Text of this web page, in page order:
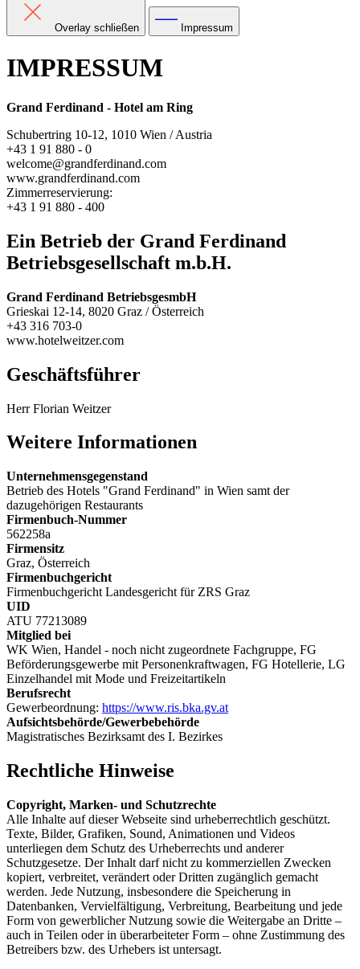
Overlay schließen Impressum
IMPRESSUM
Grand Ferdinand - Hotel am Ring
Schubertring 10-12, 1010 Wien / Austria
+43 1 91 880 - 0
welcome@grandferdinand.com
www.grandferdinand.com
Zimmerreservierung:
+43 1 91 880 - 400
Ein Betrieb der Grand Ferdinand
Betriebsgesellschaft m.b.H.
Grand Ferdinand BetriebsgesmbH
Grieskai 12-14, 8020 Graz / Österreich
+43 316 703-0
www.hotelweitzer.com
Geschäftsführer
Herr Florian Weitzer
Weitere Informationen
Unternehmensgegenstand
Betrieb des Hotels "Grand Ferdinand" in Wien samt der
dazugehörigen Restaurants
Firmenbuch-Nummer
562258a
Firmensitz
Graz, Österreich
Firmenbuchgericht
Firmenbuchgericht Landesgericht für ZRS Graz
UID
ATU 77213089
Mitglied bei
WK Wien, Handel - noch nicht zugeordnete Fachgruppe, FG
Beförderungsgewerbe mit Personenkraftwagen, FG Hotellerie, LG
Einzelhandel mit Mode und Freizeitartikeln
Berufsrecht
Gewerbeordnung: https://www.ris.bka.gv.at
Aufsichtsbehörde/Gewerbebehörde
Magistratisches Bezirksamt des I. Bezirkes
Rechtliche Hinweise
Copyright, Marken- und Schutzrechte
Alle Inhalte auf dieser Webseite sind urheberrechtlich geschützt.
Texte, Bilder, Grafiken, Sound, Animationen und Videos
unterliegen dem Schutz des Urheberrechts und anderer
Schutzgesetze. Der Inhalt darf nicht zu kommerziellen Zwecken
kopiert, verbreitet, verändert oder Dritten zugänglich gemacht
werden. Jede Nutzung, insbesondere die Speicherung in
Datenbanken, Vervielfältigung, Verbreitung, Bearbeitung und jede
Form von gewerblicher Nutzung sowie die Weitergabe an Dritte –
auch in Teilen oder in überarbeiteter Form – ohne Zustimmung des
Betreibers bzw. des Urhebers ist untersagt.